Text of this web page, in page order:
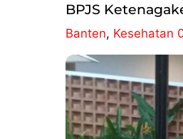
BPJS
Banten, Kesehatan